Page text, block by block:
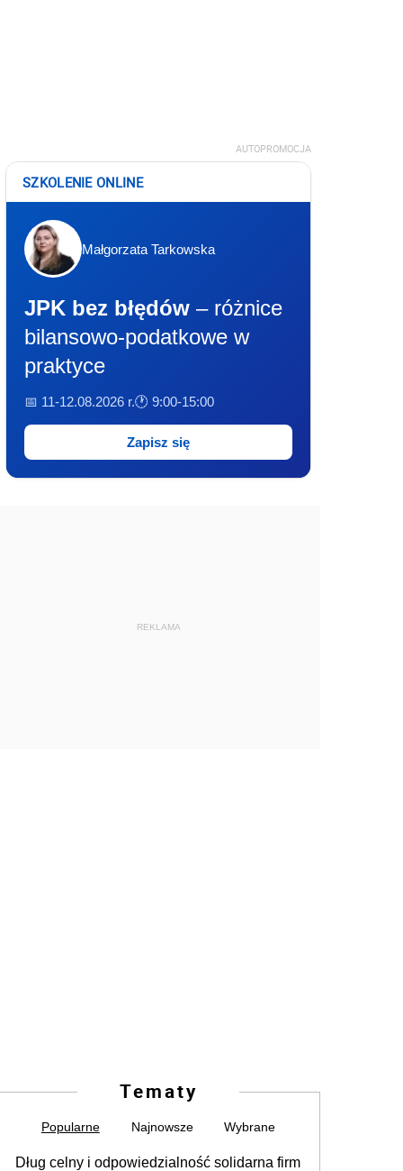
AUTOPROMOCJA
SZKOLENIE ONLINE
Małgorzata Tarkowska
JPK bez błędów – różnice
bilansowo-podatkowe w
praktyce
📅 11-12.08.2026 r.🕐 9:00-15:00
Zapisz się
REKLAMA
Tematy
Popularne Najnowsze Wybrane
Dług celny i odpowiedzialność solidarna firm